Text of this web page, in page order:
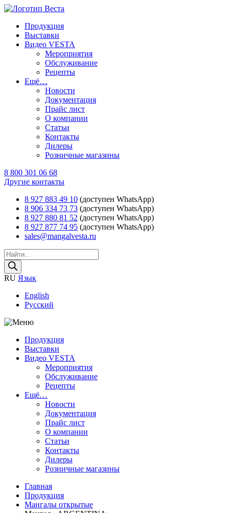
Продукция
Выставки
Видео VESTA
Мероприятия
Обслуживание
Рецепты
Ещё…
Новости
Документация
Прайс лист
О компании
Статьи
Контакты
Дилеры
Розничные магазины
8 800 301 06 68
Другие контакты
8 927 883 49 10 (доступен WhatsApp)
8 906 334 73 73 (доступен WhatsApp)
8 927 880 81 52 (доступен WhatsApp)
8 927 877 74 95 (доступен WhatsApp)
sales@mangalvesta.ru
Поиск
товаров
RU Язык
English
Русский
Продукция
Выставки
Видео VESTA
Мероприятия
Обслуживание
Рецепты
Ещё…
Новости
Документация
Прайс лист
О компании
Статьи
Контакты
Дилеры
Розничные магазины
Главная
Продукция
Мангалы открытые